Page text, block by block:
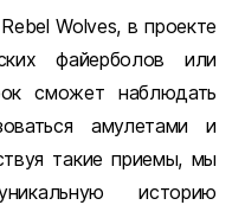
Wolves, в проекте
файерболов или
сможет наблюдать
амулетами и
такие приемы, мы
историю